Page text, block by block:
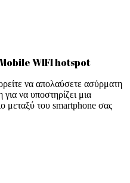
WIFI hotspot
να απολαύσετε ασύρματη
να υποστηρίζει μια
μεταξύ του smartphone σας